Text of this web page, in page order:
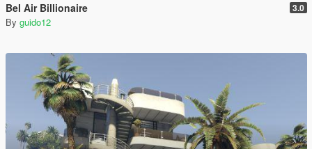
Bel Air Billionaire 3.0
By guido12